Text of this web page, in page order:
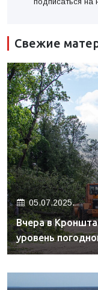
Свежие
05.07.2025.
Вчера в
уровень